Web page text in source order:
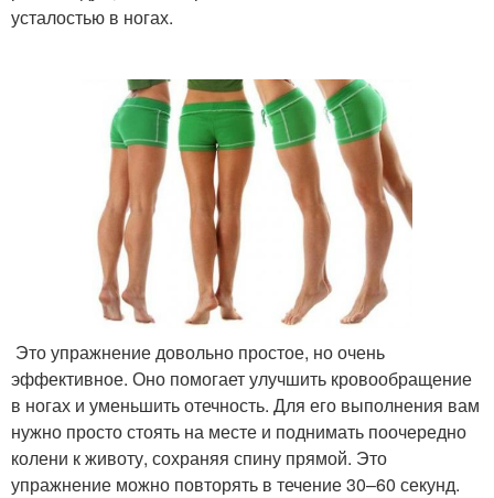
усталостью в ногах.
Это упражнение довольно простое, но очень
эффективное. Оно помогает улучшить кровообращение
в ногах и уменьшить отечность. Для его выполнения вам
нужно просто стоять на месте и поднимать поочередно
колени к животу, сохраняя спину прямой. Это
упражнение можно повторять в течение 30–60 секунд.